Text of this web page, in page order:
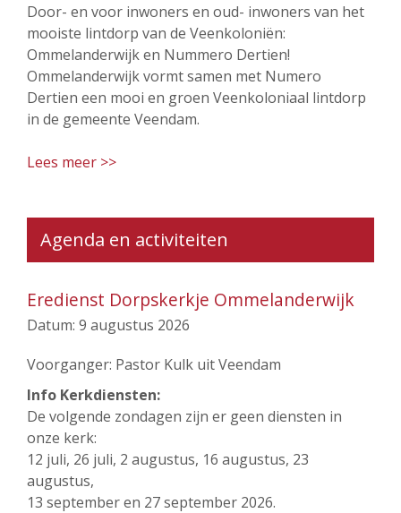
Door- en voor inwoners en oud- inwoners van het
mooiste lintdorp van de Veenkoloniën:
Ommelanderwijk en Nummero Dertien!
Ommelanderwijk vormt samen met Numero
Dertien een mooi en groen Veenkoloniaal lintdorp
in de gemeente Veendam.
Lees meer >>
Agenda en activiteiten
Eredienst Dorpskerkje Ommelanderwijk
Datum: 9 augustus 2026
Voorganger: Pastor Kulk uit Veendam
Info Kerkdiensten:
De volgende zondagen zijn er geen diensten in
onze kerk:
12 juli, 26 juli, 2 augustus, 16 augustus, 23
augustus,
13 september en 27 september 2026.